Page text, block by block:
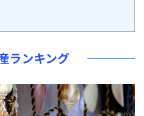
ランキング